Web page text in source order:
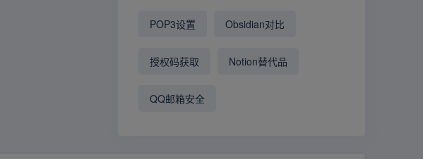
POP3设置 Obsidian对比
授权码获取 Notion替代品
QQ邮箱安全